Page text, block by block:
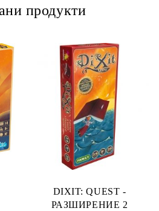
продукти
DIXIT: QUEST -
РАЗШИРЕНИЕ 2